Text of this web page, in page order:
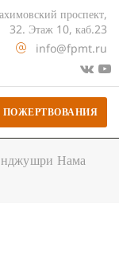
проспект,
32. Этаж 10, каб.23
info@fpmt.ru
ПОЖЕРТВОВАНИЯ
Нама